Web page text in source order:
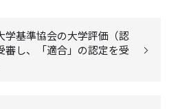
学基準協会の大学評価（認
審し、「適合」の認定を受